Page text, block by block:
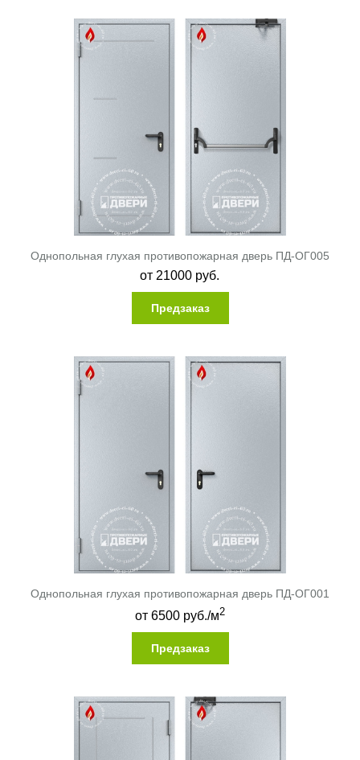
разнообразия цветов и разных методик нанесения дверь
будет не только надёжной, но и красивой.
Однопольная глухая противопожарная дверь ПД-ОГ005
от 21000 руб.
Предзаказ
Однопольная глухая противопожарная дверь ПД-ОГ001
от 6500руб./м2
Предзаказ